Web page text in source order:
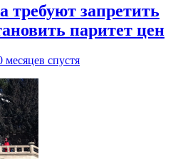
требуют запретить
паритет цен
месяцев спустя